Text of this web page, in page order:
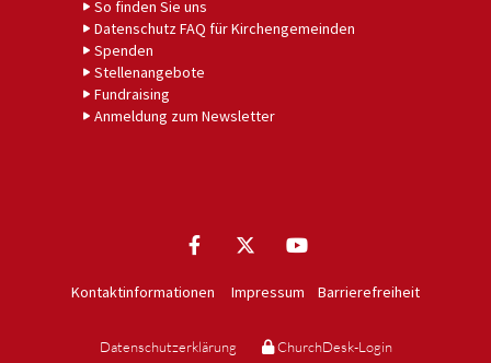
So finden Sie uns
Datenschutz FAQ für Kirchengemeinden
Spenden
Stellenangebote
Fundraising
Anmeldung zum Newsletter
Kontaktinformationen Impressum Barrierefreiheit
Datenschutzerklärung ChurchDesk-Login